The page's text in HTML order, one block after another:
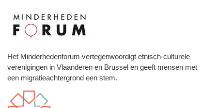
Het Minderhedenforum vertegenwoordigt etnisch-culturele
verenigingen in Vlaanderen en Brussel en geeft mensen met
een migratieachtergrond een stem.